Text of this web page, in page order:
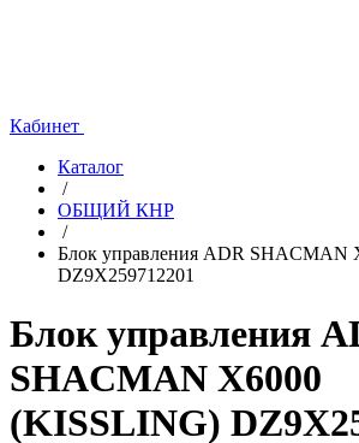
Кабинет
Каталог
/
ОБЩИЙ КНР
/
Блок управления ADR SHACMAN
DZ9X259712201
Блок управления
SHACMAN X6000
(KISSLING)